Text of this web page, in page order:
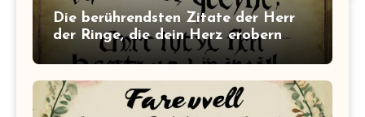
Die berührendsten Zitate der Herr
der Ringe, die dein Herz erobern
werden!